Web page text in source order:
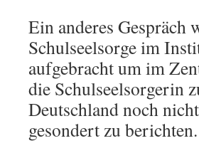
Ein anderes Gespräch
Schulseelsorge im
aufgebracht um im
die Schulseelsorgerin
Deutschland noch
gesondert zu berichten.